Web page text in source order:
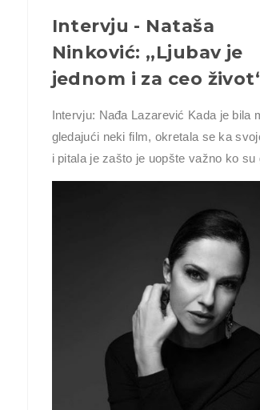
Intervju - Nataša
Ninković: ,,Ljubav je
jednom i za ceo
Intervju: Nađa Lazarević Kada je bila
gledajući neki film, okretala se ka
i pitala je zašto je uopšte važno ko su